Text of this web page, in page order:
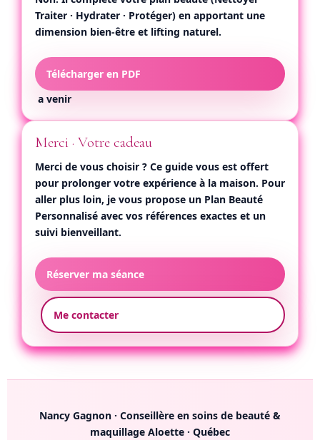
Traiter · Hydrater · Protéger) en apportant une
dimension bien-être et lifting naturel.
Télécharger en PDF
a venir
Merci · Votre cadeau
Merci de vous choisir ? Ce guide vous est offert
pour prolonger votre expérience à la maison. Pour
aller plus loin, je vous propose un Plan Beauté
Personnalisé avec vos références exactes et un
suivi bienveillant.
Réserver ma séance
Me contacter
Nancy Gagnon · Conseillère en soins de beauté &
maquillage Aloette · Québec